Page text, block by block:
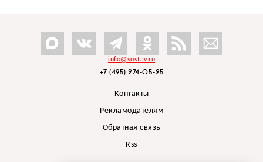
info@sostav.ru
+7 (495) 274-05-25
Контакты
Рекламодателям
Обратная связь
Rss